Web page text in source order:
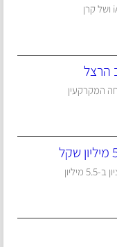
הרצל
המקרקעין